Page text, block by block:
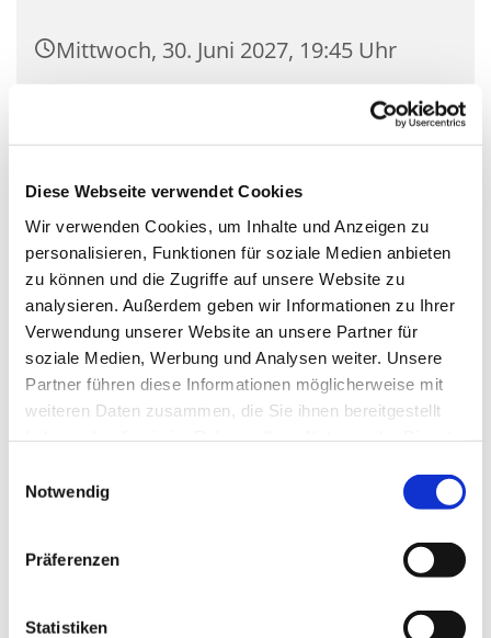
Diese Webseite verwendet Cookies
Wir verwenden Cookies, um Inhalte und Anzeigen zu
personalisieren, Funktionen für soziale Medien anbieten
zu können und die Zugriffe auf unsere Website zu
analysieren. Außerdem geben wir Informationen zu Ihrer
Verwendung unserer Website an unsere Partner für
soziale Medien, Werbung und Analysen weiter. Unsere
Partner führen diese Informationen möglicherweise mit
weiteren Daten zusammen, die Sie ihnen bereitgestellt
Notwendig
Präferenzen
Statistiken
Mittwoch, 30. Juni 2027, 19:45 Uhr
Hagedorner Str. 139, 32278